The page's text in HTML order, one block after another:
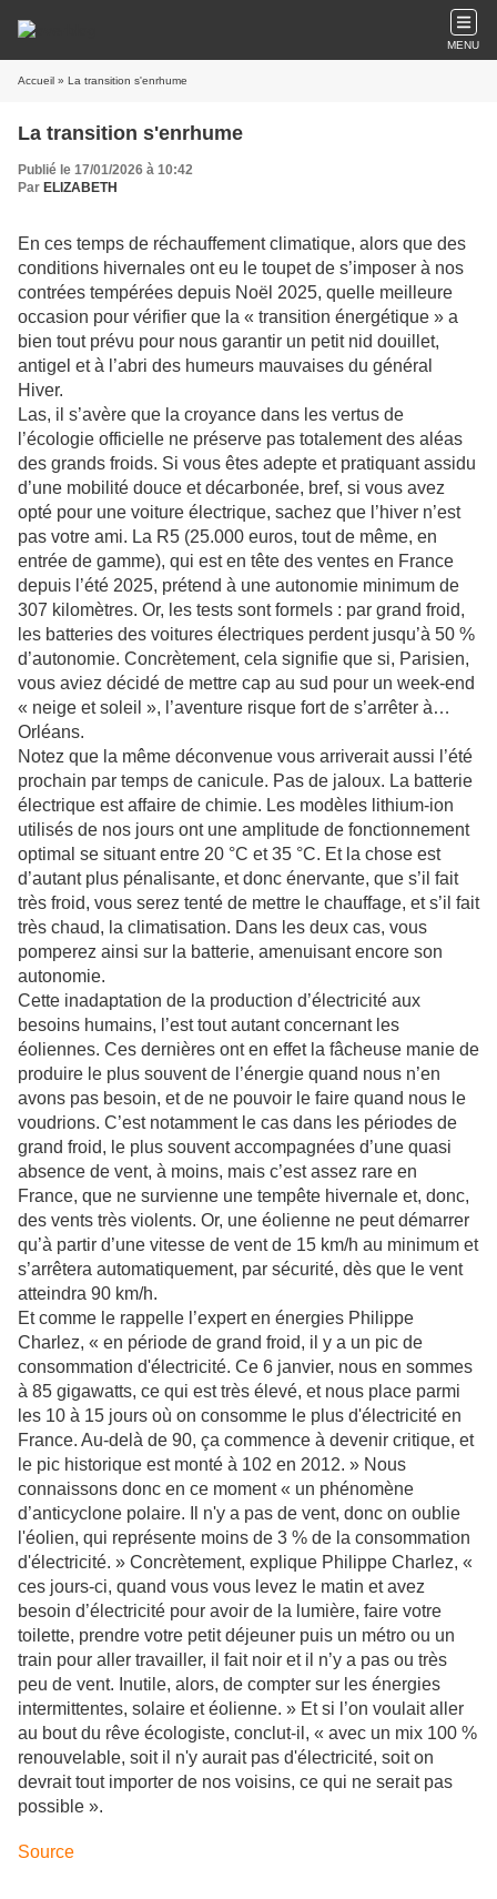
MENU
Accueil » La transition s'enrhume
La transition s'enrhume
Publié le 17/01/2026 à 10:42
Par ELIZABETH
En ces temps de réchauffement climatique, alors que des
conditions hivernales ont eu le toupet de s’imposer à nos
contrées tempérées depuis Noël 2025, quelle meilleure
occasion pour vérifier que la « transition énergétique » a
bien tout prévu pour nous garantir un petit nid douillet,
antigel et à l’abri des humeurs mauvaises du général
Hiver.
Las, il s’avère que la croyance dans les vertus de
l’écologie officielle ne préserve pas totalement des aléas
des grands froids. Si vous êtes adepte et pratiquant assidu
d’une mobilité douce et décarbonée, bref, si vous avez
opté pour une voiture électrique, sachez que l’hiver n’est
pas votre ami. La R5 (25.000 euros, tout de même, en
entrée de gamme), qui est en tête des ventes en France
depuis l’été 2025, prétend à une autonomie minimum de
307 kilomètres. Or, les tests sont formels : par grand froid,
les batteries des voitures électriques perdent jusqu’à 50 %
d’autonomie. Concrètement, cela signifie que si, Parisien,
vous aviez décidé de mettre cap au sud pour un week-end
« neige et soleil », l’aventure risque fort de s’arrêter à…
Orléans.
Notez que la même déconvenue vous arriverait aussi l’été
prochain par temps de canicule. Pas de jaloux. La batterie
électrique est affaire de chimie. Les modèles lithium-ion
utilisés de nos jours ont une amplitude de fonctionnement
optimal se situant entre 20 °C et 35 °C. Et la chose est
d’autant plus pénalisante, et donc énervante, que s’il fait
très froid, vous serez tenté de mettre le chauffage, et s’il fait
très chaud, la climatisation. Dans les deux cas, vous
pomperez ainsi sur la batterie, amenuisant encore son
autonomie.
Cette inadaptation de la production d’électricité aux
besoins humains, l’est tout autant concernant les
éoliennes. Ces dernières ont en effet la fâcheuse manie de
produire le plus souvent de l’énergie quand nous n’en
avons pas besoin, et de ne pouvoir le faire quand nous le
voudrions. C’est notamment le cas dans les périodes de
grand froid, le plus souvent accompagnées d’une quasi
absence de vent, à moins, mais c’est assez rare en
France, que ne survienne une tempête hivernale et, donc,
des vents très violents. Or, une éolienne ne peut démarrer
qu’à partir d’une vitesse de vent de 15 km/h au minimum et
s’arrêtera automatiquement, par sécurité, dès que le vent
atteindra 90 km/h.
Et comme le rappelle l’expert en énergies Philippe
Charlez, « en période de grand froid, il y a un pic de
consommation d'électricité. Ce 6 janvier, nous en sommes
à 85 gigawatts, ce qui est très élevé, et nous place parmi
les 10 à 15 jours où on consomme le plus d'électricité en
France. Au-delà de 90, ça commence à devenir critique, et
le pic historique est monté à 102 en 2012. » Nous
connaissons donc en ce moment « un phénomène
d’anticyclone polaire. Il n'y a pas de vent, donc on oublie
l'éolien, qui représente moins de 3 % de la consommation
d'électricité. » Concrètement, explique Philippe Charlez, «
ces jours-ci, quand vous vous levez le matin et avez
besoin d’électricité pour avoir de la lumière, faire votre
toilette, prendre votre petit déjeuner puis un métro ou un
train pour aller travailler, il fait noir et il n’y a pas ou très
peu de vent. Inutile, alors, de compter sur les énergies
intermittentes, solaire et éolienne. » Et si l’on voulait aller
au bout du rêve écologiste, conclut-il, « avec un mix 100 %
renouvelable, soit il n'y aurait pas d'électricité, soit on
devrait tout importer de nos voisins, ce qui ne serait pas
possible ».
Source